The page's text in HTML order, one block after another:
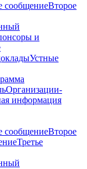
сообщениеВторое
и
Устные
Организации-
информация
сообщениеВторое
Третье